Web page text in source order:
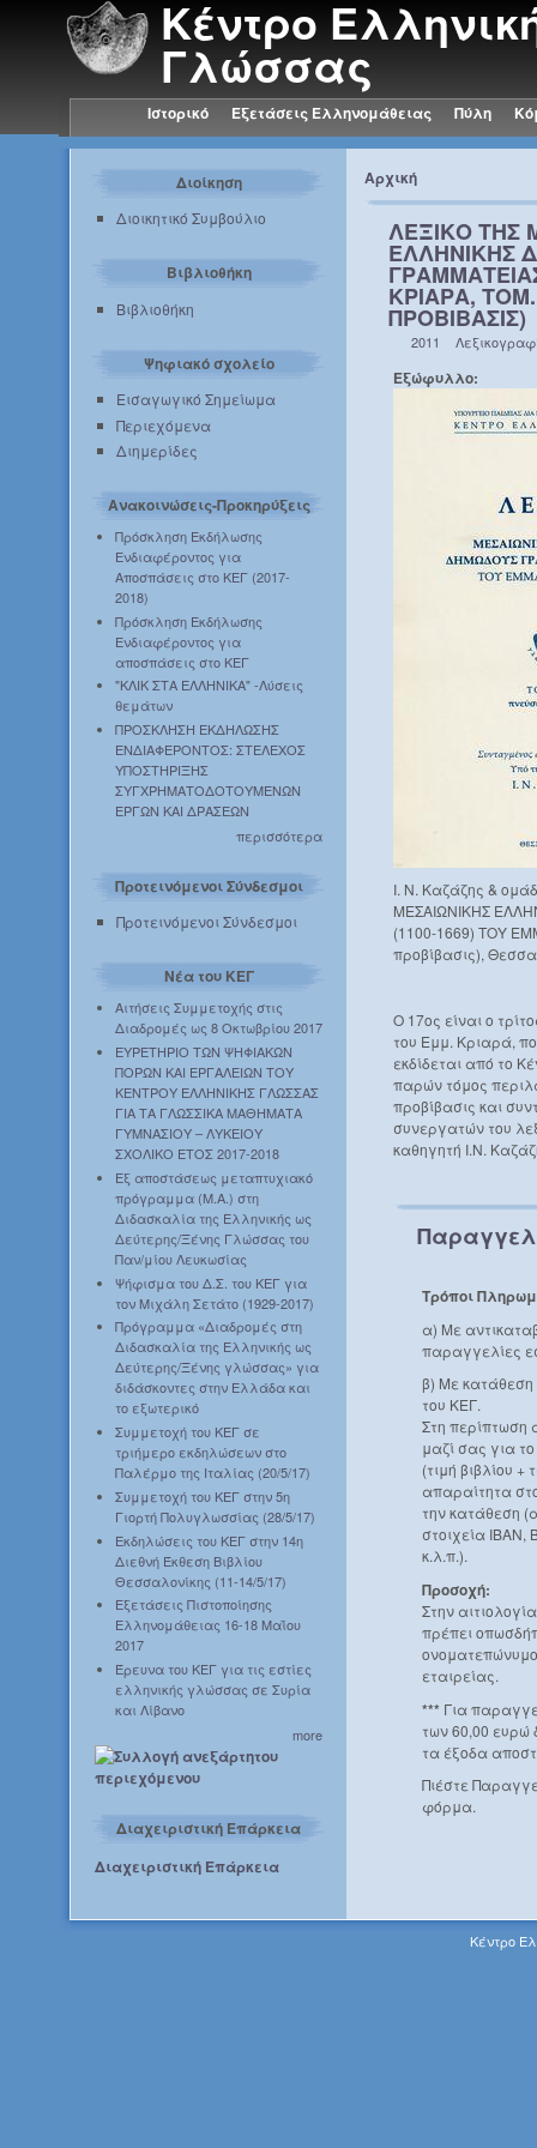
Κέντρο
Γλώσσας
Ιστορικό Εξετάσεις Ελληνομάθειας Πύλη
Διοίκηση
Διοικητικό Συμβούλιο
Βιβλιοθήκη
Βιβλιοθήκη
Ψηφιακό σχολείο
Εισαγωγικό Σημείωμα
Περιεχόμενα
Διημερίδες
Ανακοινώσεις-Προκηρύξεις
Πρόσκληση Εκδήλωσης
Ενδιαφέροντος για
Αποσπάσεις στο ΚΕΓ (2017-
2018)
Πρόσκληση Εκδήλωσης
Ενδιαφέροντος για
αποσπάσεις στο ΚΕΓ
"ΚΛΙΚ ΣΤΑ ΕΛΛΗΝΙΚΑ" -Λύσεις
θεμάτων
ΠΡΟΣΚΛΗΣΗ ΕΚΔΗΛΩΣΗΣ
ΕΝΔΙΑΦΕΡΟΝΤΟΣ: ΣΤΕΛΕΧΟΣ
ΥΠΟΣΤΗΡΙΞΗΣ
ΣΥΓΧΡΗΜΑΤΟΔΟΤΟΥΜΕΝΩΝ
ΕΡΓΩΝ ΚΑΙ ΔΡΑΣΕΩΝ
περισσότερα
Προτεινόμενοι Σύνδεσμοι
Προτεινόμενοι Σύνδεσμοι
Νέα του ΚΕΓ
Αιτήσεις Συμμετοχής στις
Διαδρομές ως 8 Οκτωβρίου 2017
ΕΥΡΕΤΗΡΙΟ ΤΩΝ ΨΗΦΙΑΚΩΝ
ΠΟΡΩΝ ΚΑΙ ΕΡΓΑΛΕΙΩΝ ΤΟΥ
ΚΕΝΤΡΟΥ ΕΛΛΗΝΙΚΗΣ ΓΛΩΣΣΑΣ
ΓΙΑ ΤΑ ΓΛΩΣΣΙΚΑ ΜΑΘΗΜΑΤΑ
ΓΥΜΝΑΣΙΟΥ – ΛΥΚΕΙΟΥ
ΣΧΟΛΙΚΟ ΕΤΟΣ 2017-2018
Εξ αποστάσεως μεταπτυχιακό
πρόγραμμα (Μ.Α.) στη
Διδασκαλία της Ελληνικής ως
Δεύτερης/Ξένης Γλώσσας του
Παν/μίου Λευκωσίας
Ψήφισμα του Δ.Σ. του ΚΕΓ για
τον Μιχάλη Σετάτο (1929-2017)
Πρόγραμμα «Διαδρομές στη
Διδασκαλία της Ελληνικής ως
Δεύτερης/Ξένης γλώσσας» για
διδάσκοντες στην Ελλάδα και
το εξωτερικό
Συμμετοχή του ΚΕΓ σε
τριήμερο εκδηλώσεων στο
Παλέρμο της Ιταλίας (20/5/17)
Συμμετοχή του ΚΕΓ στην 5η
Γιορτή Πολυγλωσσίας (28/5/17)
Εκδηλώσεις του ΚΕΓ στην 14η
Διεθνή Έκθεση Βιβλίου
Θεσσαλονίκης (11-14/5/17)
Εξετάσεις Πιστοποίησης
Ελληνομάθειας 16-18 Μαΐου
2017
Έρευνα του ΚΕΓ για τις εστίες
ελληνικής γλώσσας σε Συρία
και Λίβανο
more
Διαχειριστική Επάρκεια
Διαχειριστική Επάρκεια
Αρχική
ΛΕΞΙΚΟ ΤΗΣ
ΕΛΛΗΝΙΚΗΣ
ΚΡΙΑΡΑ,
ΠΡΟΒΙΒΑΣΙΣ)
2011
Εξώφυλλο:
Ι. Ν. Καζάζης &
ΜΕΣΑΙΩΝΙΚΗΣ
(1100-1669) ΤΟΥ
προβίβασις),
Ο 17ος είναι ο
του Εμμ. Κριαρά,
εκδίδεται από το
παρών τόμος
προβίβασις και
συνεργατών του
καθηγητή Ι.Ν.
Τρόποι
α) Με
παραγγελίες
β) Με κατάθεση
του ΚΕΓ.
Στη περίπτωση
μαζί σας για
(τιμή βιβλίου
απαραίτητα
την κατάθεση
στοιχεία IBAN,
κ.λ.π.).
Προσοχή:
Στην
πρέπει
εταιρείας.
*** Για
των 60,00 ευρώ
τα έξοδα
Πιέστε
φόρμα.
Κέντρο